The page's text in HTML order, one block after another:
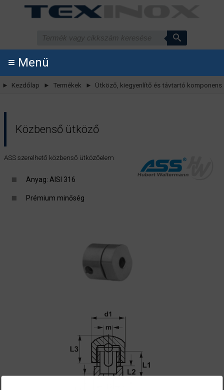
≡ Menü
► Kezdőlap ► Termékek ► Ütköző, kiegyenlítő és távtartó komponens
Közbenső ütköző
ASS szerelhető közbenső ütközőelem
Anyag: AISI 316
Prémium minőség